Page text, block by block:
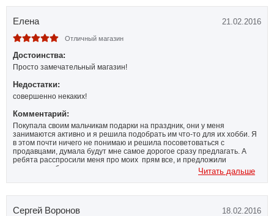
Елена 21.02.2016
Отличный магазин
Достоинства:
Просто замечательный магазин!
Недостатки:
совершенно некаких!
Комментарий:
Покупала своим мальчикам подарки на праздник, они у меня
занимаются активно и я решила подобрать им что-то для их хобби. Я
в этом почти ничего не понимаю и решила посоветоваться с
продавцами, думала будут мне самое дорогое сразу предлагать. А
ребята расспросили меня про моих прям все, и предложили
достаточно бюджетные варианты, я даже попросил чуть подороже
подобрать! В общем выбрали мне и перчатки и защиту, доставили все
очень быстро, все посмотрела, все отличного качества. Показала
знакомому, другу, он сказал что товар превосходный и что мои хотели
своему делу ответственно и знают свое дело! Спасибо большое
Читать дальше
Сергей Воронов 18.02.2016